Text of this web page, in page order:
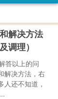
解决方法
调理）
答以上的问
解决方法，右
人还不知道，